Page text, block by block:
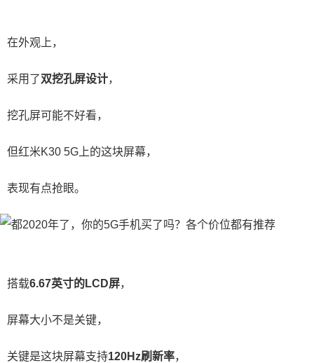
在外观上，
采用了双挖孔屏设计，
挖孔屏可能不好看，
但红米K30 5G上的这块屏幕，
表现有点抢眼。
搭载6.67英寸的LCD屏，
屏幕大小不是关键，
关键是这块屏幕支持120Hz刷新率，